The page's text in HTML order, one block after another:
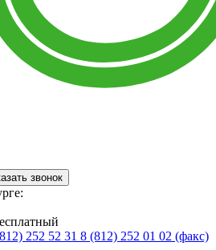
звонок
252 52 31 8 (812) 252 01 02 (факс)